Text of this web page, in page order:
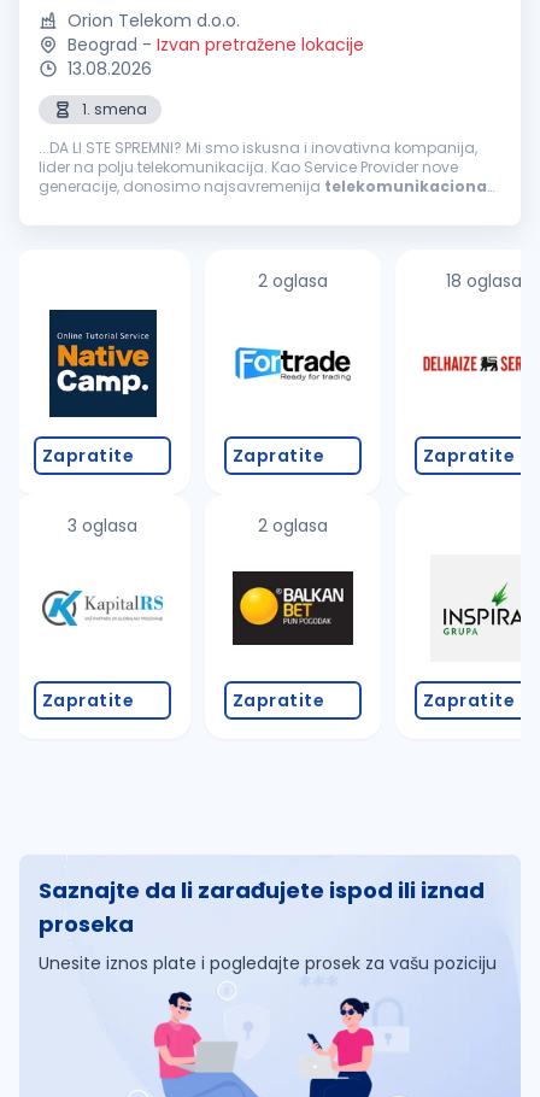
Orion Telekom d.o.o.
Beograd - Izvan pretražene lokacije
13.08.2026
1. smena
...DA LI STE SPREMNI? Mi smo iskusna i inovativna kompanija,
lider na polju telekomunikacija. Kao Service Provider nove
generacije, donosimo najsavremenija telekomunikaciona
timu nas ima...
Zapratite
3 oglasa
Zapratite
2 oglasa
Zapratite
2 oglasa
Zapratite
18 oglasa
Zapratite
Zapratite
Saznajte da li zarađujete ispod ili iznad
proseka
Unesite iznos plate i pogledajte prosek za vašu poziciju